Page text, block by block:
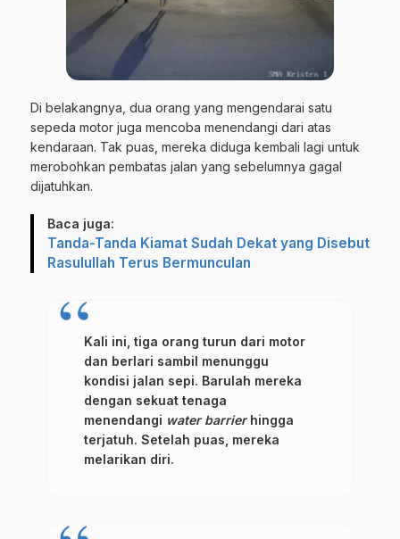
Di belakangnya, dua orang yang mengendarai satu
sepeda motor juga mencoba menendangi dari atas
kendaraan. Tak puas, mereka diduga kembali lagi untuk
merobohkan pembatas jalan yang sebelumnya gagal
dijatuhkan.
Baca juga:
Tanda-Tanda Kiamat Sudah Dekat yang Disebut
Rasulullah Terus Bermunculan
Kali ini, tiga orang turun dari motor
dan berlari sambil menunggu
kondisi jalan sepi. Barulah mereka
dengan sekuat tenaga
menendangi water barrierhingga
terjatuh. Setelah puas, mereka
melarikan diri.